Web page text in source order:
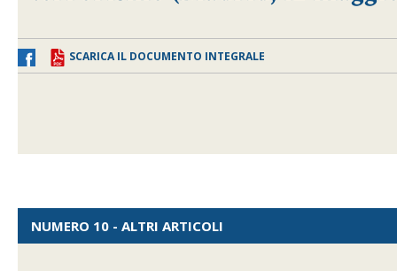
SCARICA IL DOCUMENTO INTEGRALE
NUMERO 10 - ALTRI ARTICOLI